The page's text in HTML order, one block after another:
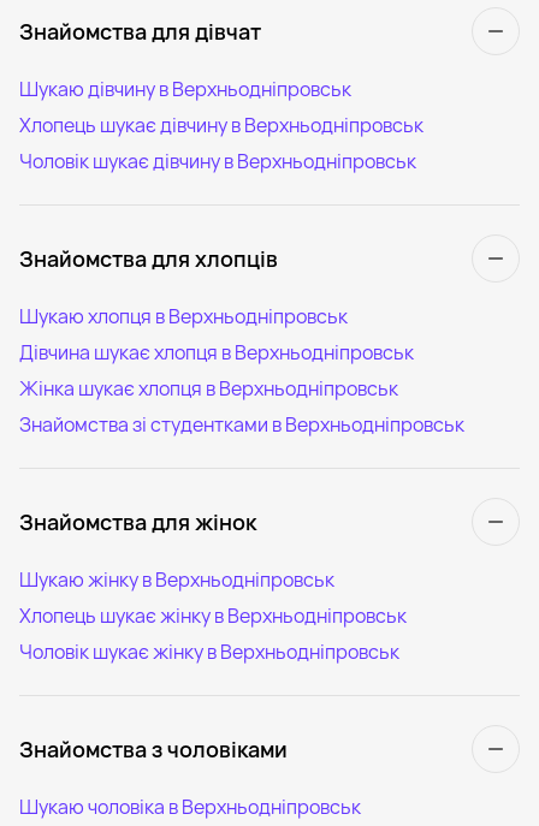
Знайомства для дівчат
Шукаю дівчину в Верхньодніпровськ
Хлопець шукає дівчину в Верхньодніпровськ
Чоловік шукає дівчину в Верхньодніпровськ
Знайомства для хлопців
Шукаю хлопця в Верхньодніпровськ
Дівчина шукає хлопця в Верхньодніпровськ
Жінка шукає хлопця в Верхньодніпровськ
Знайомства зі студентками в Верхньодніпровськ
Знайомства для жінок
Шукаю жінку в Верхньодніпровськ
Хлопець шукає жінку в Верхньодніпровськ
Чоловік шукає жінку в Верхньодніпровськ
Знайомства з чоловіками
Шукаю чоловіка в Верхньодніпровськ